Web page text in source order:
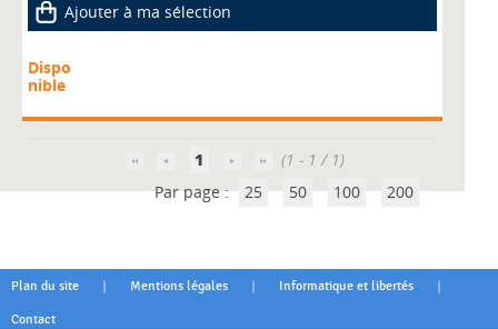
Ajouter à ma sélection
Dispo
nible
1
(1 - 1 / 1)
Par page : 25 50 100 200
Plan du site | Mentions légales | Informatique et libertés |
Contact